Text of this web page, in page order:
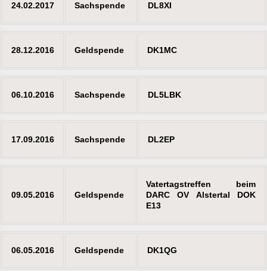
24.02.2017 Sachspende DL8XI
28.12.2016 Geldspende DK1MC
06.10.2016 Sachspende DL5LBK
17.09.2016 Sachspende DL2EP
09.05.2016 Geldspende
Vatertagstreffen beim
DARC OV Alstertal DOK
E13
06.05.2016 Geldspende DK1QG